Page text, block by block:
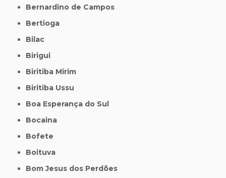
Bernardino de Campos
Bertioga
Bilac
Birigui
Biritiba Mirim
Biritiba Ussu
Boa Esperança do Sul
Bocaina
Bofete
Boituva
Bom Jesus dos Perdões